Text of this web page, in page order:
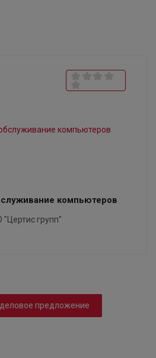
компьютеров
групп"
предложение